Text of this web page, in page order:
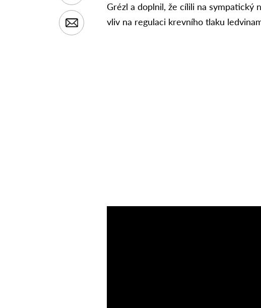
Grézl a doplnil, že cílili na sympatický
vliv na regulaci krevního tlaku